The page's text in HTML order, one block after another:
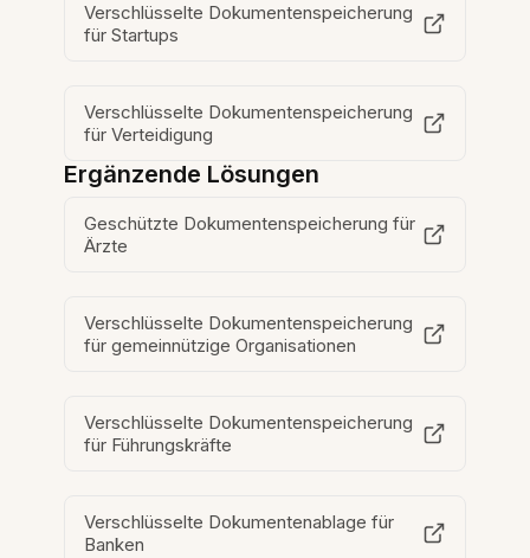
Verschlüsselte Dokumentenspeicherung
für Startups
Verschlüsselte Dokumentenspeicherung
für Verteidigung
Ergänzende Lösungen
Geschützte Dokumentenspeicherung für
Ärzte
Verschlüsselte Dokumentenspeicherung
für gemeinnützige Organisationen
Verschlüsselte Dokumentenspeicherung
für Führungskräfte
Verschlüsselte Dokumentenablage für
Banken